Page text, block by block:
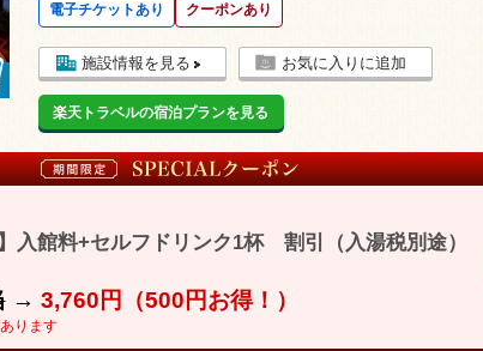
電子チケットあり クーポンあり
施設情報を見る お気に入りに追加
楽天トラベルの宿泊プランを見る
入館料+セルフドリンク1杯 割引（入湯税別途）
→ 3,760円（500円お得！）
ります